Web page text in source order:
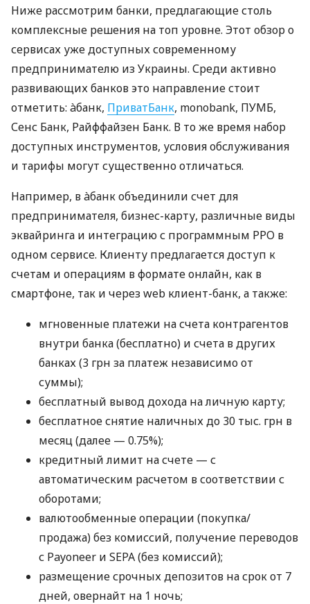
Ниже рассмотрим банки, предлагающие столь
комплексные решения на топ уровне. Этот обзор о
сервисах уже доступных современному
предпринимателю из Украины. Среди активно
развивающих банков это направление стоит
отметить: àбанк, ПриватБанк, monobank, ПУМБ,
Сенс Банк, Райффайзен Банк. В то же время набор
доступных инструментов, условия обслуживания
и тарифы могут существенно отличаться.
Например, в àбанк объединили счет для
предпринимателя, бизнес-карту, различные виды
эквайринга и интеграцию с программным РРО в
одном сервисе. Клиенту предлагается доступ к
счетам и операциям в формате онлайн, как в
смартфоне, так и через web клиент-банк, а также:
мгновенные платежи на счета контрагентов
внутри банка (бесплатно) и счета в других
банках (3 грн за платеж независимо от
суммы);
бесплатный вывод дохода на личную карту;
бесплатное снятие наличных до 30 тыс. грн в
месяц (далее — 0.75%);
кредитный лимит на счете — с
автоматическим расчетом в соответствии с
оборотами;
валютообменные операции (покупка/
продажа) без комиссий, получение переводов
с Payoneer и SEPA (без комиссий);
размещение срочных депозитов на срок от 7
дней, овернайт на 1 ночь;